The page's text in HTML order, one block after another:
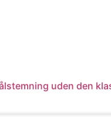
uden den